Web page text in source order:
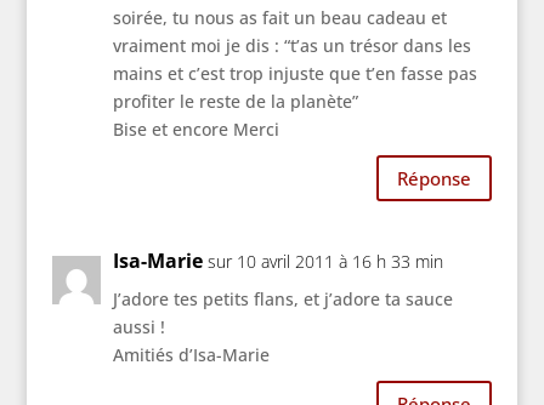
soirée, tu nous as fait un beau cadeau et
vraiment moi je dis : “t’as un trésor dans les
mains et c’est trop injuste que t’en fasse pas
profiter le reste de la planète”
Bise et encore Merci
Réponse
Isa-Marie sur 10 avril 2011 à 16 h 33 min
J’adore tes petits flans, et j’adore ta sauce
aussi !
Amitiés d’Isa-Marie